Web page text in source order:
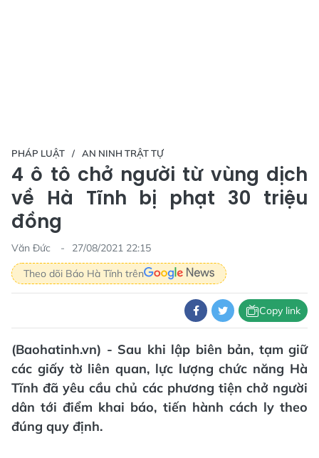
PHÁP LUẬT AN NINH TRẬT TỰ
4 ô tô chở người từ vùng dịch
về Hà Tĩnh bị phạt 30 triệu
đồng
Văn Đức
27/08/2021 22:15
Theo dõi Báo Hà Tĩnh trên
Copy link
(Baohatinh.vn) - Sau khi lập biên bản, tạm giữ
các giấy tờ liên quan, lực lượng chức năng Hà
Tĩnh đã yêu cầu chủ các phương tiện chở người
dân tới điểm khai báo, tiến hành cách ly theo
đúng quy định.